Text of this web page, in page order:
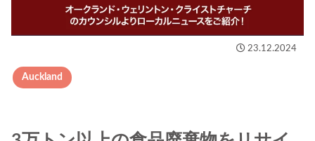
23.12.2024
Auckland